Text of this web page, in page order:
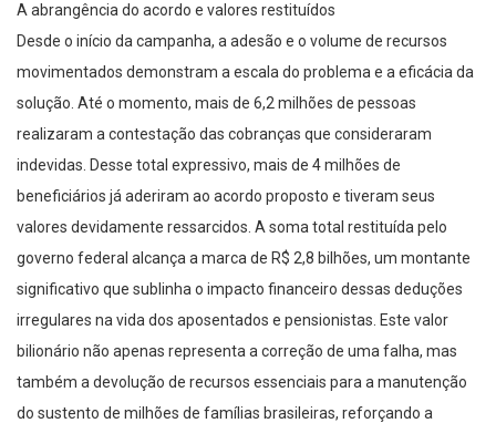
A abrangência do acordo e valores restituídos
Desde o início da campanha, a adesão e o volume de recursos
movimentados demonstram a escala do problema e a eficácia da
solução. Até o momento, mais de 6,2 milhões de pessoas
realizaram a contestação das cobranças que consideraram
indevidas. Desse total expressivo, mais de 4 milhões de
beneficiários já aderiram ao acordo proposto e tiveram seus
valores devidamente ressarcidos. A soma total restituída pelo
governo federal alcança a marca de R$ 2,8 bilhões, um montante
significativo que sublinha o impacto financeiro dessas deduções
irregulares na vida dos aposentados e pensionistas. Este valor
bilionário não apenas representa a correção de uma falha, mas
também a devolução de recursos essenciais para a manutenção
do sustento de milhões de famílias brasileiras, reforçando a